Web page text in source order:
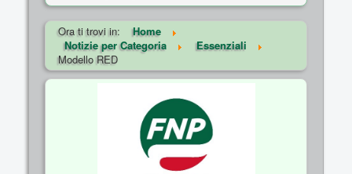
Ora ti trovi in:
Home
Notizie per Categoria
Essenziali
Modello RED